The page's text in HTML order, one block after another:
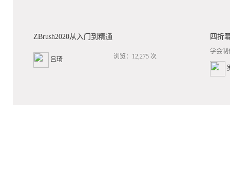
ZBrush2020从入门到精通
吕琦 浏览：12,275 次
四折
学会制